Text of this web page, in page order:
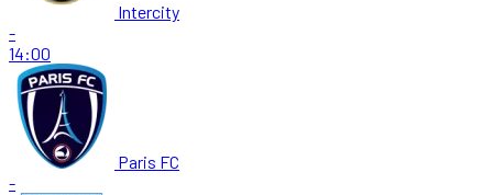
Intercity
-
14:00
Paris FC
-